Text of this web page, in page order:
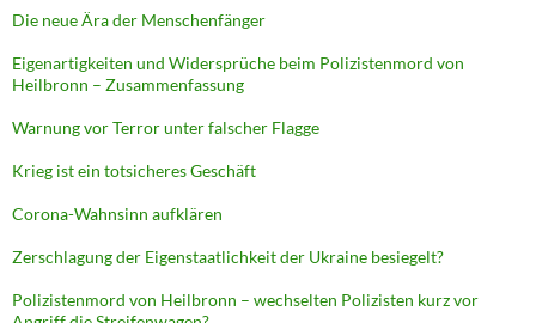
Die neue Ära der Menschenfänger
Eigenartigkeiten und Widersprüche beim Polizistenmord von
Heilbronn – Zusammenfassung
Warnung vor Terror unter falscher Flagge
Krieg ist ein totsicheres Geschäft
Corona-Wahnsinn aufklären
Zerschlagung der Eigenstaatlichkeit der Ukraine besiegelt?
Polizistenmord von Heilbronn – wechselten Polizisten kurz vor